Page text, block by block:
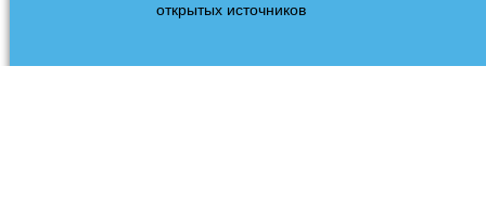
открытых источников